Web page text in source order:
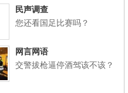
民声调查
您还看国足比赛吗？
网言网语
交警拔枪逼停酒驾该不该？